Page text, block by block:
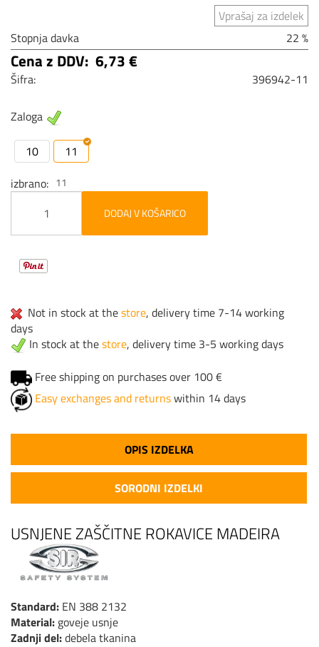
Vprašaj za izdelek
Stopnja davka
22 %
Cena z DDV: 6,73 €
Šifra: 396942-11
Zaloga
10
11
izbrano
11
DODAJ V KOŠARICO
Not in stock at thestore, delivery time 7-14 working
days
In stock at thestore, delivery time 3-5 working days
Free shipping on purchases over 100 €
Easy exchanges and returnswithin 14 days
OPIS IZDELKA
SORODNI IZDELKI
USNJENE ZAŠČITNE ROKAVICE MADEIRA
Standard: EN 388 2132
Material: goveje usnje
Zadnji del:debela tkanina